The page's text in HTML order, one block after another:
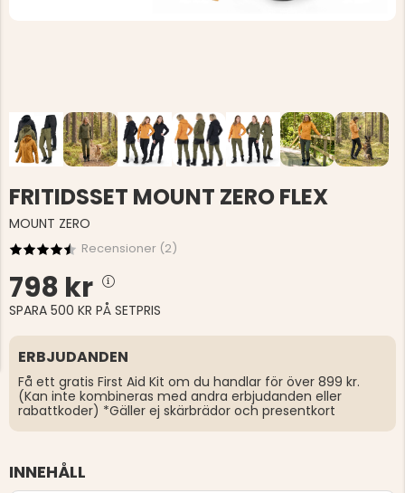
FRITIDSSET MOUNT ZERO FLEX
MOUNT ZERO
Recensioner (2)
798 kr
SPARA 500 KR PÅ SETPRIS
ERBJUDANDEN
Få ett gratis First Aid Kit om du handlar för över 899 kr.
(Kan inte kombineras med andra erbjudanden eller
rabattkoder) *Gäller ej skärbrädor och presentkort
INNEHÅLL